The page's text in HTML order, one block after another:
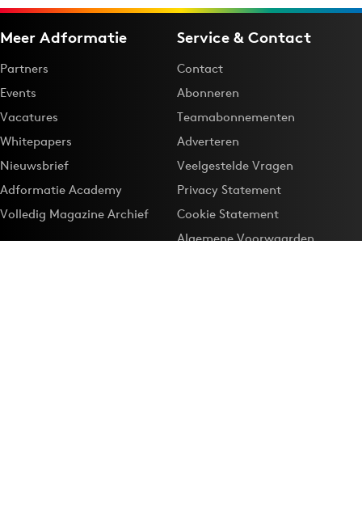
Meer Adformatie
Partners
Events
Vacatures
Whitepapers
Nieuwsbrief
Adformatie Academy
Volledig Magazine Archief
Service & Contact
Contact
Abonneren
Teamabonnementen
Adverteren
Veelgestelde Vragen
Privacy Statement
Cookie Statement
Algemene Voorwaarden